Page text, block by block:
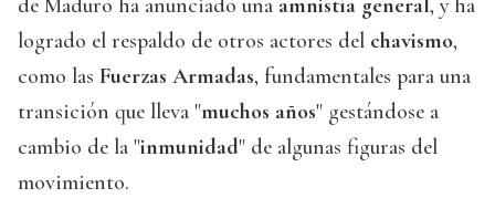
de Maduro ha anunciado una amnistía general, y ha
logrado el respaldo de otros actores del chavismo,
como las Fuerzas Armadas, fundamentales para una
transición que lleva "muchos años" gestándose a
cambio de la "inmunidad" de algunas figuras del
movimiento.